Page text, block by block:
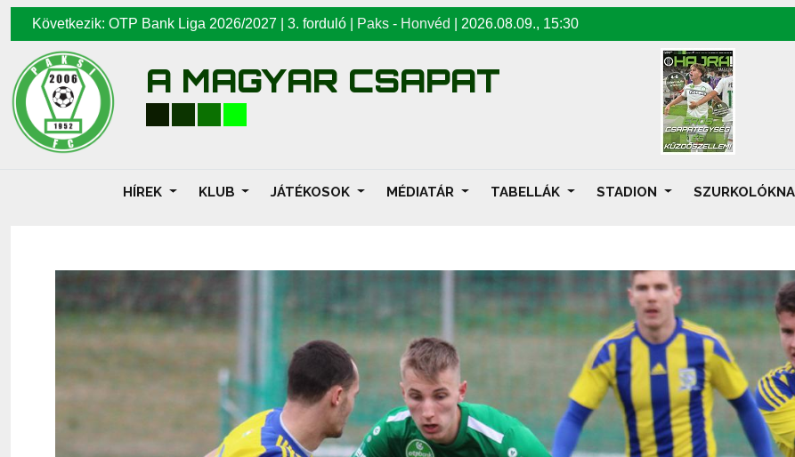
Következik: OTP Bank Liga 2026/2027 | 3. forduló | Paks - Honvéd 2026.08.09., 15:30
A MAGYAR CSAPAT
HÍREK KLUB JÁTÉKOSOK MÉDIATÁR TABELLÁK STADION